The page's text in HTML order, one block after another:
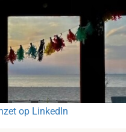
op LinkedIn